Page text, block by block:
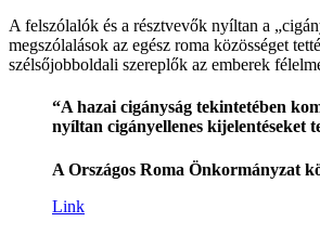
A felszólalók és a résztvevők nyíltan a
megszólalások az egész roma közösséget
szélsőjobboldali szereplők az emberek
“A hazai cigányság tekintetében
nyíltan cigányellenes kijelentéseket
A Országos Roma Önkormányzat
Link